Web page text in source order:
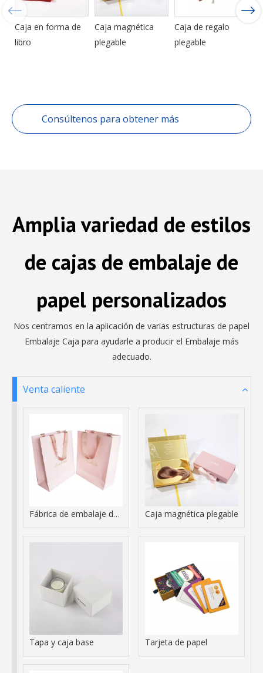
Caja en forma de
libro
Caja magnética
plegable
Caja de regalo
plegable
Consúltenos para obtener más
Amplia variedad de estilos
de cajas de embalaje de
papel personalizados
Nos centramos en la aplicación de varias estructuras de papel
Embalaje Caja para ayudarle a producir el Embalaje más
adecuado.
Venta caliente
Fábrica de embalaje de bolsas de papel personalizadas con asas Caja magnética plegable
Tapa y caja base Tarjeta de papel